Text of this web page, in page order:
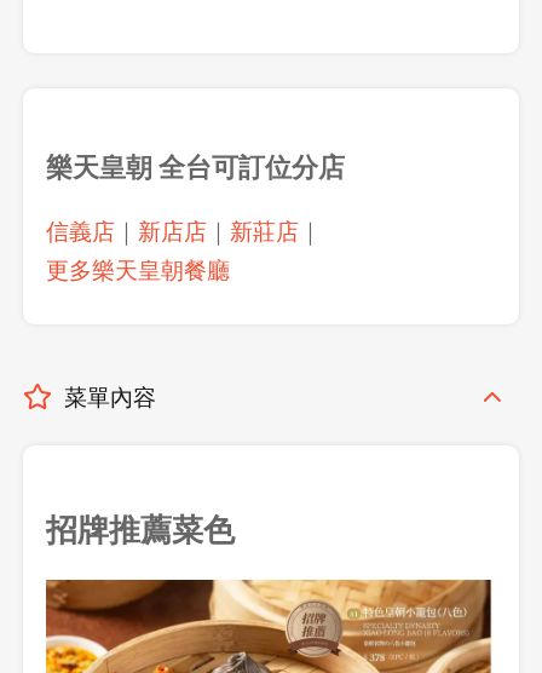
樂天皇朝全台可訂位分店
信義店 ｜ 新店店 ｜ 新莊店 ｜
更多樂天皇朝餐廳
菜單內容
招牌推薦菜色